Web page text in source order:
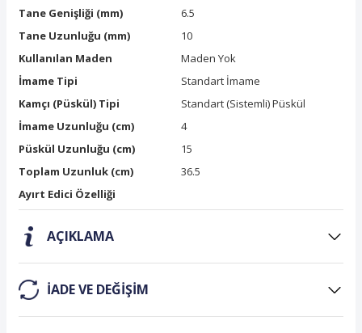
Tane Genişliği (mm)
6.5
Tane Uzunluğu (mm)
10
Kullanılan Maden
Maden Yok
İmame Tipi
Standart İmame
Kamçı (Püskül) Tipi
Standart (Sistemli) Püskül
İmame Uzunluğu (cm)
4
Püskül Uzunluğu (cm)
15
Toplam Uzunluk (cm)
36.5
Ayırt Edici Özelliği
AÇIKLAMA
IADE VE DEĞIŞIM